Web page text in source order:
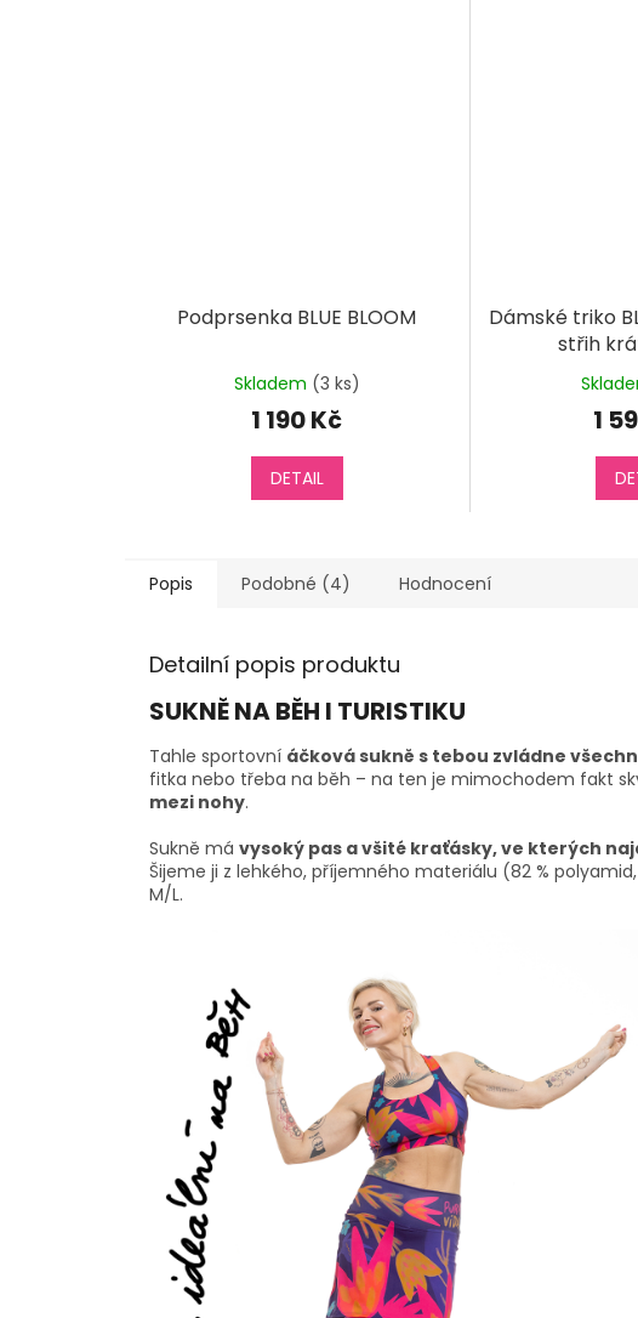
Podprsenka BLUE BLOOM
Skladem (3 ks)
1 190 Kč
DETAIL
Dámské triko
střih
1
Popis Podobné (4) Hodnocení
Detailní popis produktu
SUKNĚ NA BĚH I TURISTIKU
Tahle sportovní áčková sukně s tebou zvládne
fitka nebo třeba na běh – na ten je mimochodem fakt
mezi nohy.
Sukně má vysoký pas a všité kraťásky, ve kterých
Šijeme ji z lehkého, příjemného materiálu (82 %
M/L.